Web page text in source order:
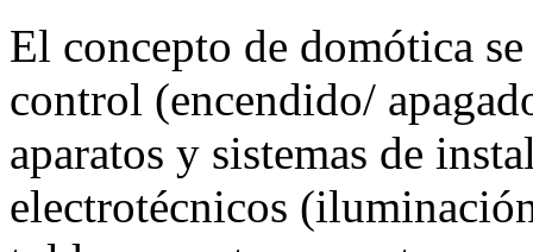
El concepto de domótica
control (encendido/
aparatos y sistemas de
electrotécnicos